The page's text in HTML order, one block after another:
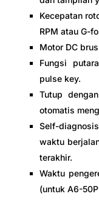
Kecepatan
RPM atau G-
Motor DC
Fungsi
pulse key.
Tutup
otomatis
Self-
waktu
terakhir.
Waktu
(untuk A6-